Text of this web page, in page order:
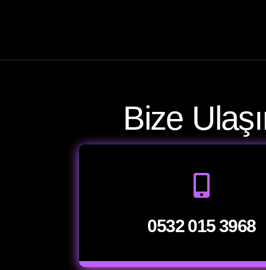
Bize
0532 015 3968